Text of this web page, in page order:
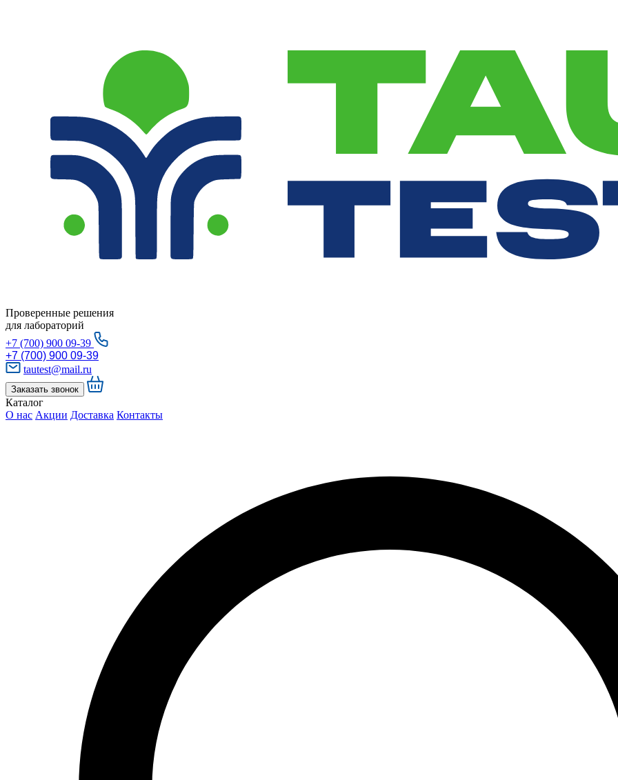
Проверенные решения
для лабораторий
+7 (700) 900 09-39
+7 (700) 900 09-39
tautest@mail.ru
Заказать звонок
Каталог
О нас Акции Доставка Контакты